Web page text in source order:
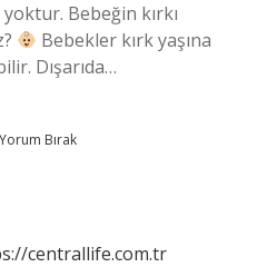
Bebeğin kırkı
Bebekler kırk yaşına
Dışarıda…
Yorum Bırak
centrallife.com.tr